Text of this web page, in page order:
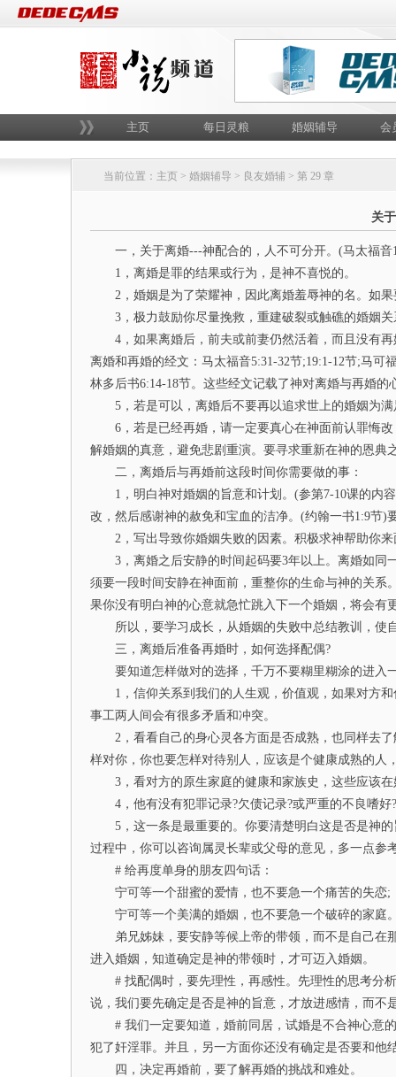
主页 每日灵粮 婚姻辅导 会
当前位置： 主页 > 婚姻辅导 > 良友婚辅 > 第 29 章
关
一，关于离婚---神配合的，人不可分开。(马太福音
1，离婚是罪的结果或行为，是神不喜悦的。
2，婚姻是为了荣耀神，因此离婚羞辱神的名。如果
3，极力鼓励你尽量挽救，重建破裂或触礁的婚姻关
4，如果离婚后，前夫或前妻仍然活着，而且没有再
离婚和再婚的经文：马太福音5:31-32节;19:1-12节;马可
林多后书6:14-18节。这些经文记载了神对离婚与再婚的
5，若是可以，离婚后不要再以追求世上的婚姻为满
6，若是已经再婚，请一定要真心在神面前认罪悔改
解婚姻的真意，避免悲剧重演。要寻求重新在神的恩典
二，离婚后与再婚前这段时间你需要做的事：
1，明白神对婚姻的旨意和计划。(参第7-10课的内
改，然后感谢神的赦免和宝血的洁净。(约翰一书1:9节
2，写出导致你婚姻失败的因素。积极求神帮助你来
3，离婚之后安静的时间起码要3年以上。离婚如同
须要一段时间安静在神面前，重整你的生命与神的关
果你没有明白神的心意就急忙跳入下一个婚姻，将会有
所以，要学习成长，从婚姻的失败中总结教训，使
三，离婚后准备再婚时，如何选择配偶?
要知道怎样做对的选择，千万不要糊里糊涂的进入
1，信仰关系到我们的人生观，价值观，如果对方和
事工两人间会有很多矛盾和冲突。
2，看看自己的身心灵各方面是否成熟，也同样去了
样对你，你也要怎样对待别人，应该是个健康成熟的
3，看对方的原生家庭的健康和家族史，这些应该在
4，他有没有犯罪记录?欠债记录?或严重的不良嗜好?
5，这一条是最重要的。你要清楚明白这是否是神的
过程中，你可以咨询属灵长辈或父母的意见，多一点参
# 给再度单身的朋友四句话：
宁可等一个甜蜜的爱情，也不要急一个痛苦的失恋;
宁可等一个美满的婚姻，也不要急一个破碎的家庭
弟兄姊妹，要安静等候上帝的带领，而不是自己在
进入婚姻，知道确定是神的带领时，才可迈入婚姻。
# 找配偶时，要先理性，再感性。先理性的思考分析
说，我们要先确定是否是神的旨意，才放进感情，而
# 我们一定要知道，婚前同居，试婚是不合神心意的
犯了奸淫罪。并且，另一方面你还没有确定是否要和他
四，决定再婚前，要了解再婚的挑战和难处。